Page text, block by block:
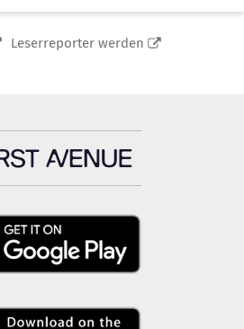
Leserreporter werden